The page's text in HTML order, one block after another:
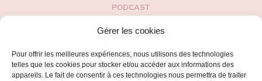
Gérer les cookies
Pour offrir les meilleures expériences, nous utilisons des technologies
telles que les cookies pour stocker et/ou accéder aux informations des
appareils. Le fait de consentir à ces technologies nous permettra de traiter
PODCAST
BLOG
CONDITIONS GÉNÉRALES DE VENTES
POLITIQUE DE CONFIDENTIALITÉ